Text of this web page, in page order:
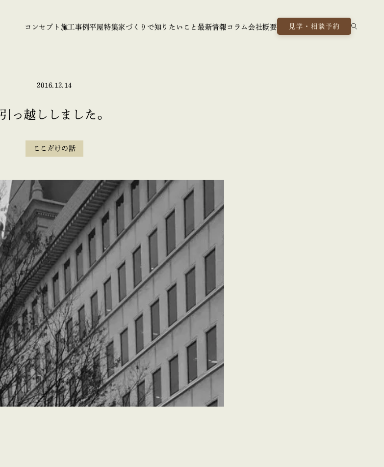
コンセプト 施工事例平屋特集家づくりで知りたいこと最新情報 コラム 会社概要 見学・相談予約
2016.12.14
引っ越ししました。
ここだけの話